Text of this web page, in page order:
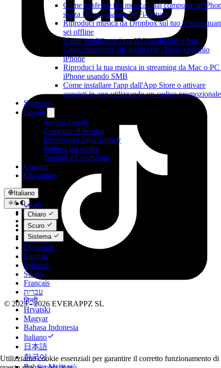
Come trasferire file musicali dal computer
senza iTunes usando WiFi-Drive
Riproduci musica da Dropbox sul tuo iPhone
sei offline
Come modificare i tag ID3 su iPhone e Mac
Come riprodurre file locali (file iTunes) sul mio
iPhone
Riproduci la tua musica in streaming da Mac o PC
iPhone usando SMB
Come installare l'app dall'App Store o attivare
acquisti in-app utilizzando un codice promozionale
Supporto
Legale
Avviso Legale
Contratto di licenza
Informativa sulla privacy
Politica sui cookie
Termini e Condizioni
Contatti
Chi siamo
Italiano
عربي
Català
Čeština
Dansk
Deutsch
Ελληνικά
English
Español
Suomi
Français
עברית
हिन्दी
Hrvatski
Magyar
Bahasa Indonesia
Italiano
日本語
한국어
Chiaro
Scuro
Sistema
Utilizziamo cookie essenziali per garantire il corretto funzionamento di
© 2023 - 2026 EVERAPPZ SL